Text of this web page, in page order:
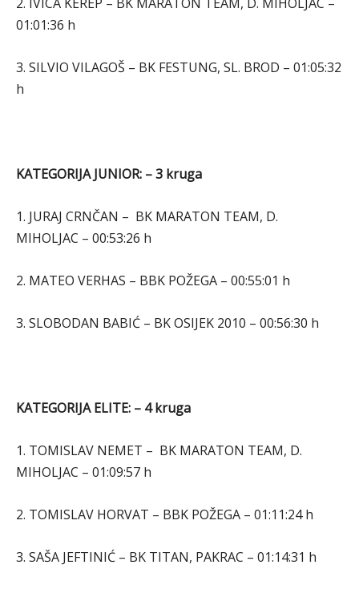
01:01:36 h
3. SILVIO VILAGOŠ – BK FESTUNG, SL. BROD – 01:05:32
h
KATEGORIJA JUNIOR: – 3 kruga
1. JURAJ CRNČAN – BK MARATON TEAM, D.
MIHOLJAC – 00:53:26 h
2. MATEO VERHAS – BBK POŽEGA – 00:55:01 h
3. SLOBODAN BABIĆ – BK OSIJEK 2010 – 00:56:30 h
KATEGORIJA ELITE: – 4 kruga
1. TOMISLAV NEMET – BK MARATON TEAM, D.
MIHOLJAC – 01:09:57 h
2. TOMISLAV HORVAT – BBK POŽEGA – 01:11:24 h
3. SAŠA JEFTINIĆ – BK TITAN, PAKRAC – 01:14:31 h